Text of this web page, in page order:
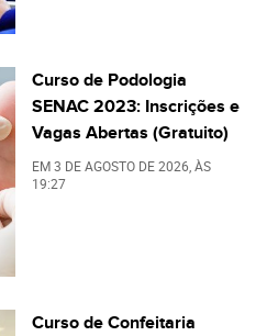
Curso de Podologia
SENAC 2023: Inscrições e
Vagas Abertas (Gratuito)
EM3 DE AGOSTO DE 2026, ÀS
19:27
Curso de Confeitaria